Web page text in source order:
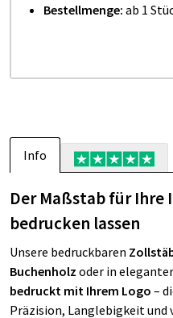
Bestellmenge: ab 1
Info
Der Maßstab für Ihre
bedrucken lassen
Unsere bedruckbaren
Buchenholz oder in eleganter
bedruckt mit Ihrem Logo –
Präzision, Langlebigkeit und